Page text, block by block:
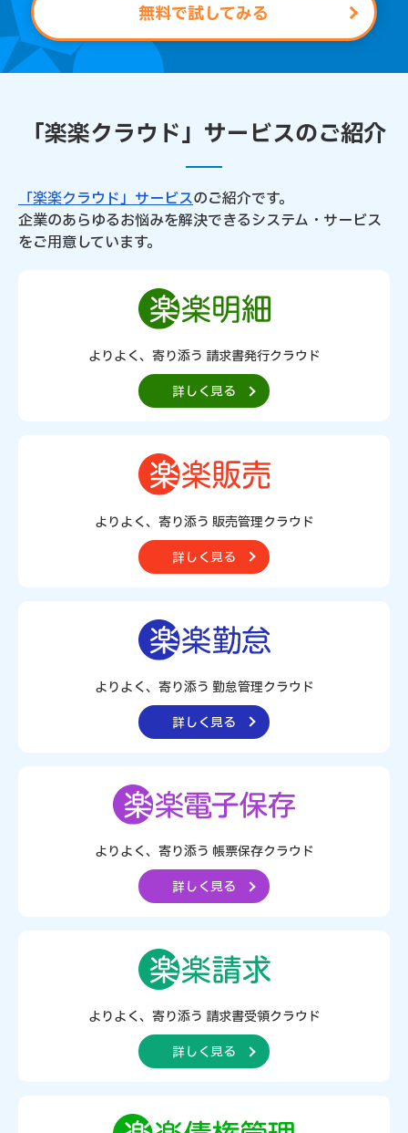
無料で試してみる
「楽楽クラウド」サービスのご紹介
「楽楽クラウド」サービスのご紹介です。
企業のあらゆるお悩みを解決できるシステム・サービス
をご用意しています。
よりよく、寄り添う 請求書発行クラウド
詳しく見る
よりよく、寄り添う 販売管理クラウド
詳しく見る
よりよく、寄り添う 勤怠管理クラウド
詳しく見る
よりよく、寄り添う 帳票保存クラウド
詳しく見る
よりよく、寄り添う 請求書受領クラウド
詳しく見る